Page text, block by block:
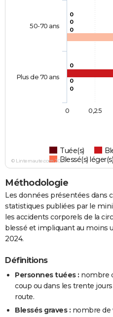
0
0
0
0
0
0
Tuée(s)
Blessé(s) léger(s)
50-70 ans
Plus de 70 ans
0 0,25
© Linternaute.com 2026
Méthodologie
Les données présentées dans
statistiques publiées par le
les accidents corporels de la
blessé et impliquant au moins
2024.
Définitions
Personnes tuées : nombre
coup ou dans les trente
route.
Blessés graves : nombre de